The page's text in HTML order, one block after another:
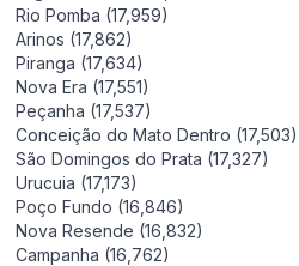
Rio Pomba (17,959)
Arinos (17,862)
Piranga (17,634)
Nova Era (17,551)
Peçanha (17,537)
Conceição do Mato Dentro (17,503)
São Domingos do Prata (17,327)
Urucuia (17,173)
Poço Fundo (16,846)
Nova Resende (16,832)
Campanha (16,762)